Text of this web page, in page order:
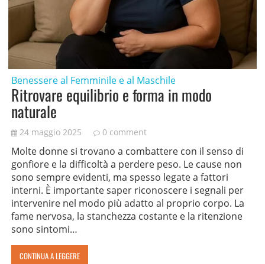
Benessere al Femminile e al Maschile
Ritrovare equilibrio e forma in modo
naturale
24 maggio 2025 0 comment
Molte donne si trovano a combattere con il senso di
gonfiore e la difficoltà a perdere peso. Le cause non
sono sempre evidenti, ma spesso legate a fattori
interni. È importante saper riconoscere i segnali per
intervenire nel modo più adatto al proprio corpo. La
fame nervosa, la stanchezza costante e la ritenzione
sono sintomi…
CONTINUA A LEGGERE